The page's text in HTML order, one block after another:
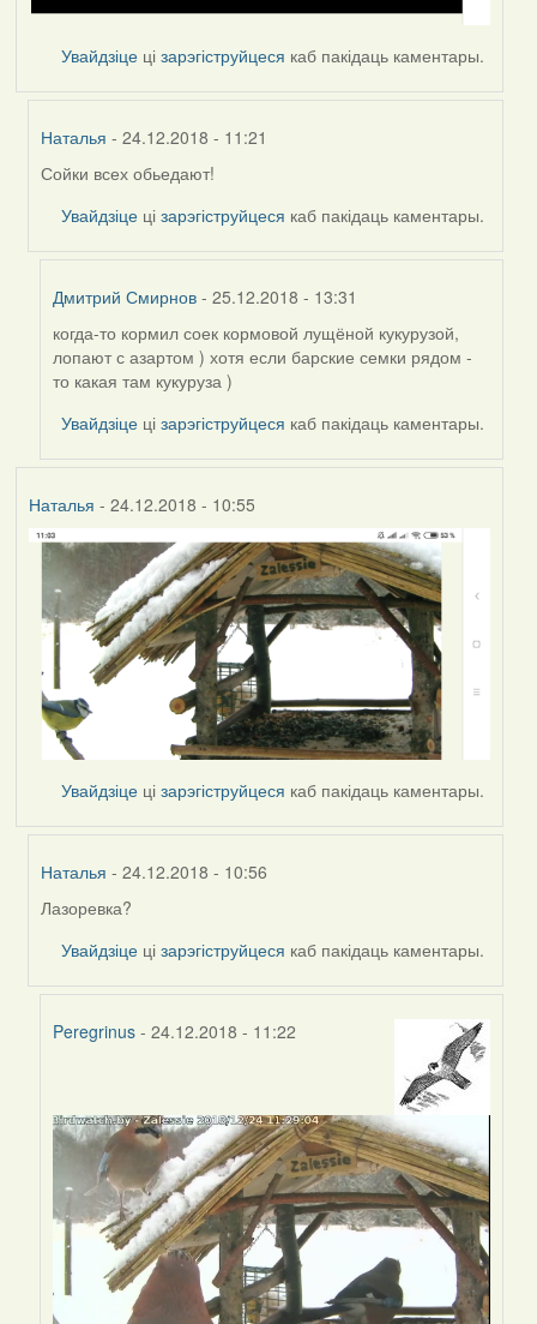
Увайдзіце цізарэгіструйцеся каб пакідаць каментары.
Наталья - 24.12.2018 - 11:21
In
reply
by
Сойки всех обьедают!
Увайдзіце цізарэгіструйцеся каб пакідаць каментары.
Дмитрий Смирнов - 25.12.2018 - 13:31
In
reply
to
by
Наталья
когда-то кормил соек кормовой лущёной кукурузой,
лопают с азартом ) хотя если барские семки рядом -
то какая там кукуруза )
Увайдзіце цізарэгіструйцеся каб пакідаць каментары.
Наталья - 24.12.2018 - 10:55
Увайдзіце цізарэгіструйцеся каб пакідаць каментары.
Наталья - 24.12.2018 - 10:56
In
reply
by
Лазоревка?
Увайдзіце цізарэгіструйцеся каб пакідаць каментары.
Peregrinus - 24.12.2018 - 11:22
to
by
Наталья